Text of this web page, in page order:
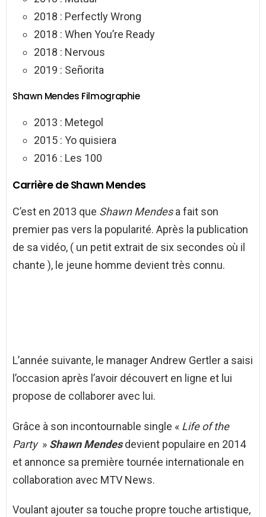
2018 : Perfectly Wrong
2018 : When You’re Ready
2018 : Nervous
2019 : Señorita
Shawn Mendes Filmographie
2013 : Metegol
2015 : Yo quisiera
2016 : Les 100
Carrière de Shawn Mendes
C’est en 2013 que Shawn Mendesa fait son
premier pas vers la popularité. Après la publication
de sa vidéo, ( un petit extrait de six secondes où il
chante ), le jeune homme devient très connu.
L’année suivante, le manager Andrew Gertler a saisi
l’occasion après l’avoir découvert en ligne et lui
propose de collaborer avec lui.
Grâce à son incontournable single « Life of the
Party» Shawn Mendesdevient populaire en 2014
et annonce sa première tournée internationale en
collaboration avec MTV News.
Voulant ajouter sa touche propre touche artistique,